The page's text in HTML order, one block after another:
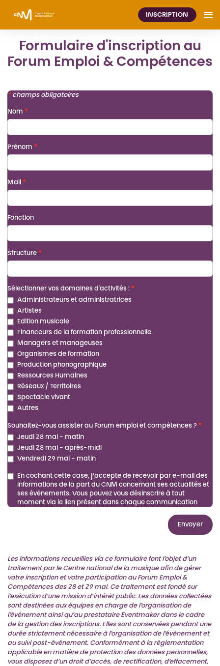
INSCRIPTION
Formulaire d'inscription au
Forum Emploi & Compétences
* champs obligatoires
Nom
Prénom
Mail
Fonction
Structure
Sélectionner vos domaines d'activités :
Administrateurs et administratrices
Artistes
Edition musicale
Financeurs de la formation professionnelle
Managers et manageuses
Organismes de formation
Production phonographique
Ressources Humaines
Réseaux / Territoires
Spectacle vivant
Autres
Souhaitez-vous assister au Forum emploi et compétences ?
Jeudi 28 mai - matin
Jeudi 28 mai - après-midi
Vendredi 29 mai - matin
En cochant cette case, j’accepte de recevoir par e-mail des
informations de la part du CNM concernant ses actualités et
ses événements. Vous pouvez vous désinscrire à tout
moment via le lien présent dans chaque communication
v
o
u
s
ê
t
e
s
h
u
m
a
Les informations recueillies via ce formulaire font l’objet d’un
traitement par le Centre national de la musique afin de gérer
votre inscription et votre participation au Forum Emploi &
Compétences des 28 et 29 mai. Ce traitement est fondé sur
l’exécution d’une mission d’intérêt public. Les données collectées
sont destinées aux équipes en charge de l’organisation de
l’événement ainsi qu’au prestataire Eventmaker dans le cadre
de la gestion des inscriptions. Elles sont conservées pendant une
durée strictement nécessaire à l’organisation de l’événement et
au suivi post-événement. Conformément à la réglementation
applicable en matière de protection des données personnelles,
vous disposez d’un droit d’accès, de rectification, d’effacement,